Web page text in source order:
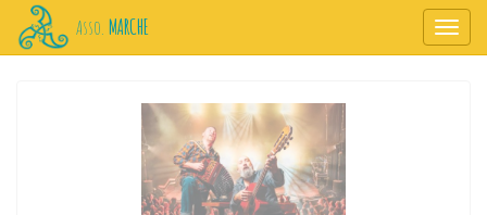
Asso. MARCHE
Panneau de gestion des cookies